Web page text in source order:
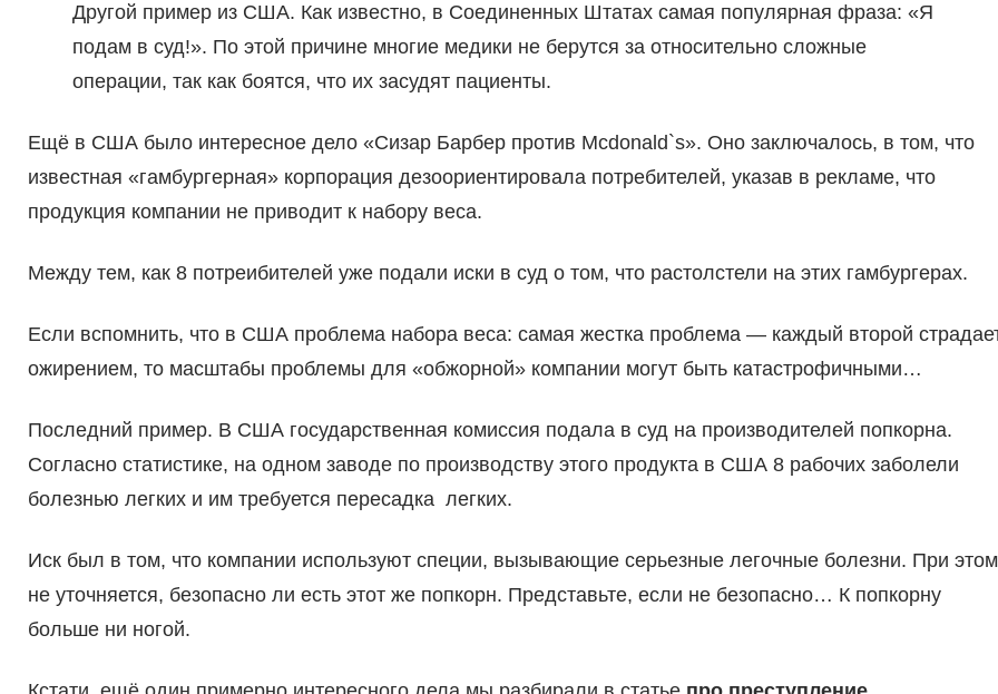
Другой пример из США. Как известно, в Соединенных Штатах самая популярная фраза: «Я
подам в суд!». По этой причине многие медики не берутся за относительно сложные
операции, так как боятся, что их засудят пациенты.
Ещё в США было интересное дело «Сизар Барбер против Mcdonald`s». Оно заключалось, в том, что
известная «гамбургерная» корпорация дезоориентировала потребителей, указав в рекламе, что
продукция компании не приводит к набору веса.
Между тем, как 8 потреибителей уже подали иски в суд о том, что растолстели на этих гамбургерах.
Если вспомнить, что в США проблема набора веса: самая жестка проблема — каждый второй
ожирением, то масштабы проблемы для «обжорной» компании могут быть катастрофичными…
Последний пример. В США государственная комиссия подала в суд на производителей попкорна.
Согласно статистике, на одном заводе по производству этого продукта в США 8 рабочих заболели
болезнью легких и им требуется пересадка легких.
Иск был в том, что компании используют специи, вызывающие серьезные легочные болезни. При этом
не уточняется, безопасно ли есть этот же попкорн. Представьте, если не безопасно… К попкорну
больше ни ногой.